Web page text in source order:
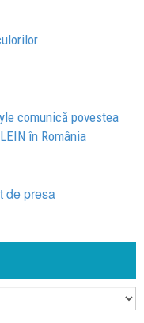
comunică povestea
în România
de presa